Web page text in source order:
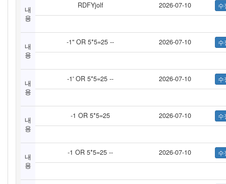
내
용
RDFYjolf 2026-07-10
내
용
-1" OR 5*5=25 -- 2026-07-10
내
용
-1' OR 5*5=25 -- 2026-07-10
내
용
-1 OR 5*5=25 2026-07-10
내
용
-1 OR 5*5=25 -- 2026-07-10